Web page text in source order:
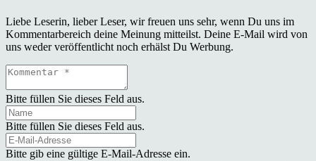
Liebe Leserin, lieber Leser, wir freuen uns sehr, wenn Du uns im
Kommentarbereich deine Meinung mitteilst. Deine E-Mail wird von
uns weder veröffentlicht noch erhälst Du Werbung.
Bitte füllen Sie dieses Feld aus.
Bitte füllen Sie dieses Feld aus.
Bitte gib eine gültige E-Mail-Adresse ein.